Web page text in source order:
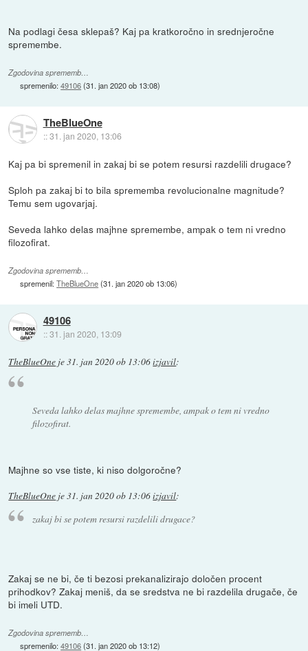
Na podlagi česa sklepaš? Kaj pa kratkoročno in srednjeročne
spremembe.
Zgodovina sprememb…
spremenilo:49106(31. jan 2020 ob 13:08)
TheBlueOne
::31. jan 2020, 13:06
Kaj pa bi spremenil in zakaj bi se potem resursi razdelili drugace?
Sploh pa zakaj bi to bila sprememba revolucionalne magnitude?
Temu sem ugovarjaj.
Seveda lahko delas majhne spremembe, ampak o tem ni vredno
filozofirat.
Zgodovina sprememb…
spremenil:TheBlueOne(31. jan 2020 ob 13:06)
49106
::31. jan 2020, 13:09
TheBlueOne je31. jan 2020 ob 13:06izjavil:
Seveda lahko delas majhne spremembe, ampak o tem ni vredno
filozofirat.
Majhne so vse tiste, ki niso dolgoročne?
TheBlueOne je31. jan 2020 ob 13:06izjavil:
zakaj bi se potem resursi razdelili drugace?
Zakaj se ne bi, če ti bezosi prekanalizirajo določen procent
prihodkov? Zakaj meniš, da se sredstva ne bi razdelila drugače, če
bi imeli UTD.
Zgodovina sprememb…
spremenilo:49106(31. jan 2020 ob 13:12)